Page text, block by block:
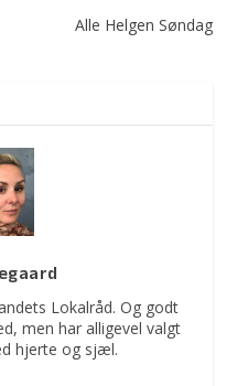
Alle Helgen Søndag
Lokalråd. Og godt
men har alligevel valgt
hjerte og sjæl.